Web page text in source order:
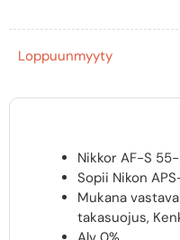
Loppuunmyyty
Nikkor AF-S
Sopii Nikon
Mukana
takasuojus,